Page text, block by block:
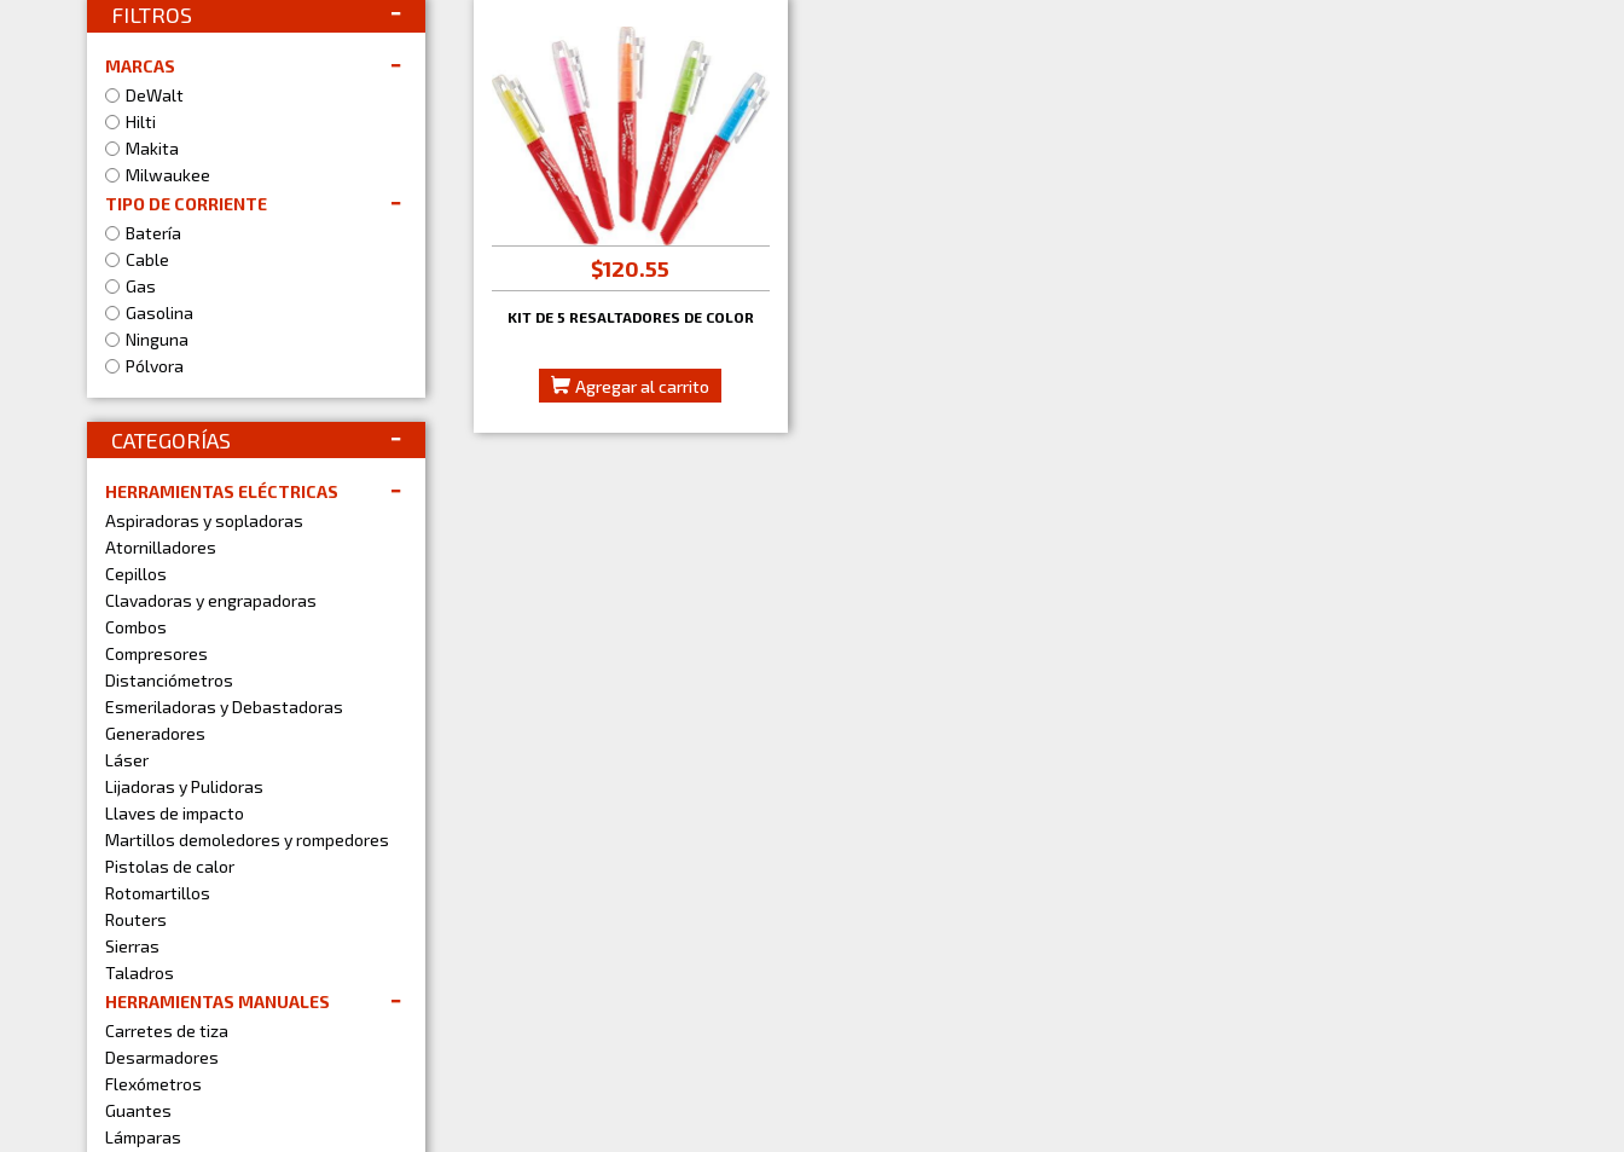
FILTROS
MARCAS
DeWalt
Hilti
Makita
Milwaukee
TIPO DE CORRIENTE
Batería
Cable
Gas
Gasolina
Ninguna
Pólvora
CATEGORÍAS
HERRAMIENTAS ELÉCTRICAS
Aspiradoras y sopladoras
Atornilladores
Cepillos
Clavadoras y engrapadoras
Combos
Compresores
Distanciómetros
Esmeriladoras y Debastadoras
Generadores
Láser
Lijadoras y Pulidoras
Llaves de impacto
Martillos demoledores y rompedores
Pistolas de calor
Rotomartillos
Routers
Sierras
Taladros
HERRAMIENTAS MANUALES
Carretes de tiza
Desarmadores
Flexómetros
Guantes
Lámparas
$120.55
KIT DE 5 RESALTADORES DE COLOR
Agregar al carrito